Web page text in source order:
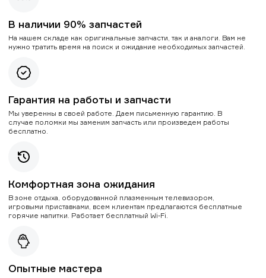
В наличии 90% запчастей
На нашем складе как оригинальные запчасти, так и аналоги. Вам не
нужно тратить время на поиск и ожидание необходимых запчастей.
Гарантия на работы и запчасти
Мы уверенны в своей работе. Даем письменную гарантию. В
случае поломки мы заменим запчасть или произведем работы
бесплатно.
Комфортная зона ожидания
В зоне отдыха, оборудованной плазменным телевизором,
игровыми приставками, всем клиентам предлагаются бесплатные
горячие напитки. Работает бесплатный Wi-Fi.
Опытные мастера